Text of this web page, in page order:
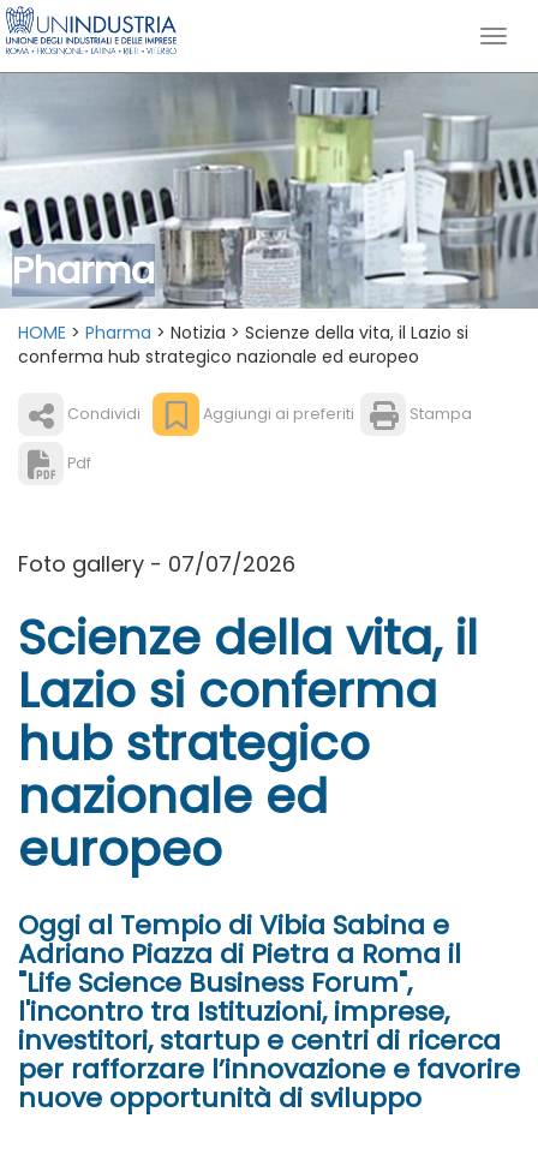
Pharma
HOME > Pharma > Notizia > Scienze della vita, il Lazio si
conferma hub strategico nazionale ed europeo
Condividi Aggiungi ai preferiti Stampa
Pdf
Foto gallery - 07/07/2026
Scienze della vita, il
Lazio si conferma
hub strategico
nazionale ed
europeo
Oggi al Tempio di Vibia Sabina e
Adriano Piazza di Pietra a Roma il
"Life Science Business Forum",
l'incontro tra Istituzioni, imprese,
investitori, startup e centri di ricerca
per rafforzare l’innovazione e favorire
nuove opportunità di sviluppo